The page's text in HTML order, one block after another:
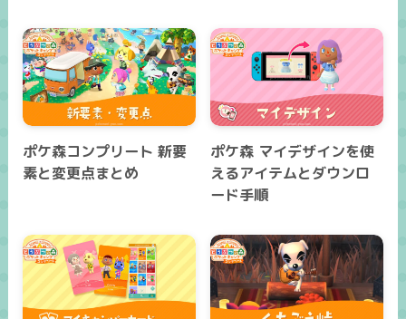
ポケ森コンプリート 新要
素と変更点まとめ
ポケ森 マイデザインを使
えるアイテムとダウンロ
ード手順